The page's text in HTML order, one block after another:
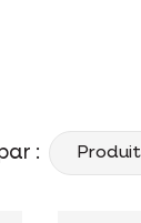
: